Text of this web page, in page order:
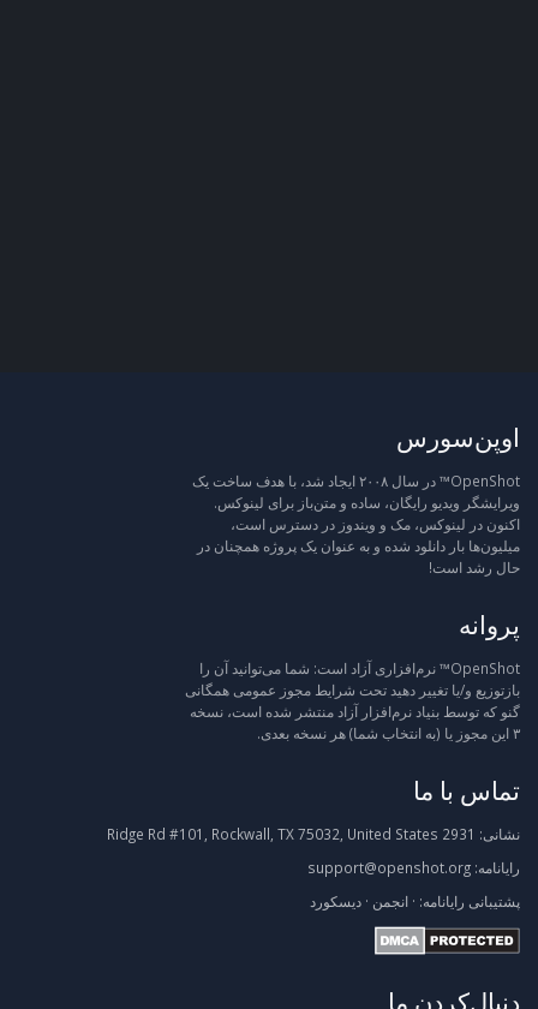
اوپن‌سورس
OpenShot™ در سال ۲۰۰۸ ایجاد شد، با هدف ساخت یک
ویرایشگر ویدیو رایگان، ساده و متن‌باز برای لینوکس.
اکنون در لینوکس، مک و ویندوز در دسترس است،
میلیون‌ها بار دانلود شده و به عنوان یک پروژه همچنان در
حال رشد است!
پروانه
OpenShot™ نرم‌افزاری آزاد است: شما می‌توانید آن را
بازتوزیع و/یا تغییر دهید تحت شرایط مجوز عمومی همگانی
گنو که توسط بنیاد نرم‌افزار آزاد منتشر شده است، نسخه
۳ این مجوز یا (به انتخاب شما) هر نسخه بعدی.
تماس با ما
نشانی:
رایانامه: support@openshot.org
پشتیبانی رایانامه: · انجمن · دیسکورد
دنبال‌کردن ما